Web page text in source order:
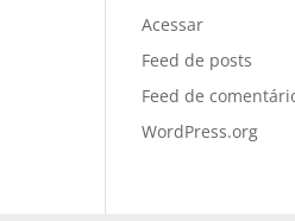
Acessar
Feed de posts
Feed de
WordPress.org